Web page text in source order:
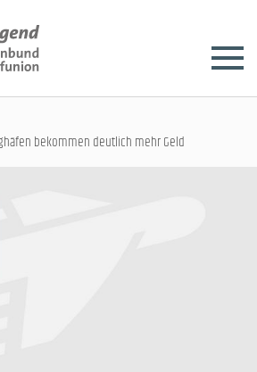
bekommen deutlich mehr Geld